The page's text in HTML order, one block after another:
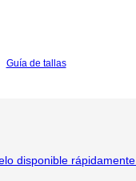
Guía de tallas
disponible rápidamente.